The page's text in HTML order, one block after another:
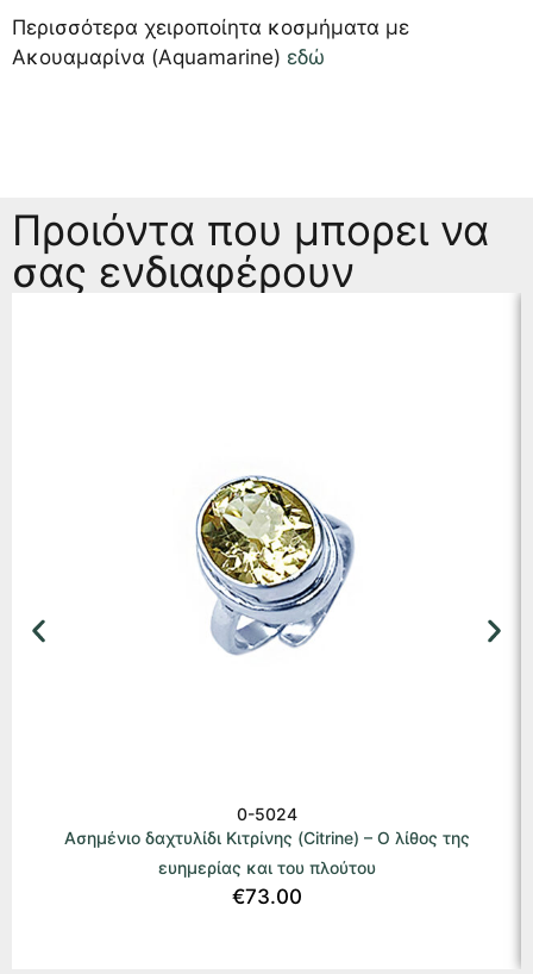
Περισσότερα χειροποίητα κοσμήματα με
Ακουαμαρίνα (Aquamarine) εδώ
Προιόντα που μπορει να
σας ενδιαφέρουν
0-5024
Ασημένιο δαχτυλίδι Κιτρίνης (Citrine) – Ο λίθος της
ευημερίας και του πλούτου
€73.00